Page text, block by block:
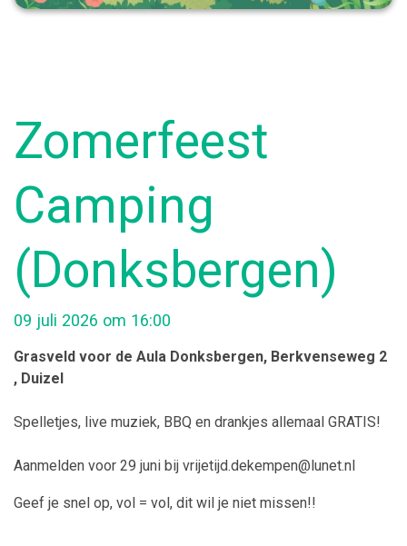
Zomerfeest
Camping
(Donksbergen)
09 juli 2026 om 16:00
Grasveld voor de Aula Donksbergen, Berkvenseweg 2
, Duizel
Spelletjes, live muziek, BBQ en drankjes allemaal GRATIS!
Aanmelden voor 29 juni bij vrijetijd.dekempen@lunet.nl
Geef je snel op, vol = vol, dit wil je niet missen!!